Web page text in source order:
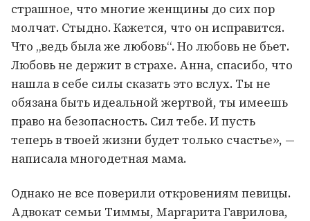
страшное, что многие женщины до сих пор
молчат. Стыдно. Кажется, что он исправится.
Что „ведь была же любовь“. Но любовь не бьет.
Любовь не держит в страхе. Анна, спасибо, что
нашла в себе силы сказать это вслух. Ты не
обязана быть идеальной жертвой, ты имеешь
право на безопасность. Сил тебе. И пусть
теперь в твоей жизни будет только счастье», —
написала многодетная мама.
Однако не все поверили откровениям певицы.
Адвокат семьи Тиммы, Маргарита Гаврилова,